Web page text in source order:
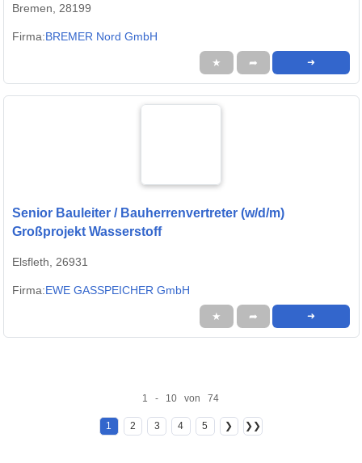
Bremen, 28199
Firma:BREMER Nord GmbH
★ ➦ ➜
Senior Bauleiter / Bauherrenvertreter (w/d/m)
Großprojekt Wasserstoff
Elsfleth, 26931
Firma:EWE GASSPEICHER GmbH
★ ➦ ➜
1 - 10 von 74
1 2 3 4 5 ❯ ❯❯